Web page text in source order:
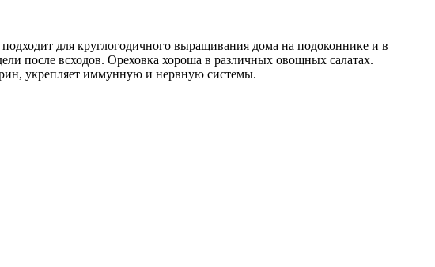
для круглогодичного выращивания дома на подоконнике и в
после всходов. Ореховка хороша в различных овощных салатах.
укрепляет иммунную и нервную системы.